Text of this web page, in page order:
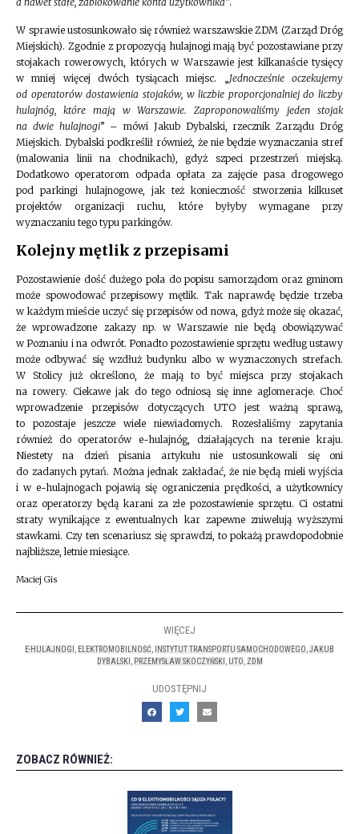
W sprawie ustosunkowało się również warszawskie ZDM (Zarząd Dróg
Miejskich). Zgodnie z propozycją hulajnogi mają być pozostawiane przy
stojakach rowerowych, których w Warszawie jest kilkanaście tysięcy
w mniej więcej dwóch tysiącach miejsc. „ Jednocześnie oczekujemy
od operatorów dostawienia stojaków, w liczbie proporcjonalniej do liczby
hulajnóg, które mają w Warszawie. Zaproponowaliśmy jeden stojak
na dwie hulajnogi” – mówi Jakub Dybalski, rzecznik Zarządu Dróg
Miejskich. Dybalski podkreślił również, że nie będzie wyznaczania stref
(malowania linii na chodnikach), gdyż szpeci przestrzeń miejską.
Dodatkowo operatorom odpada opłata za zajęcie pasa drogowego
pod parkingi hulajnogowe, jak też konieczność stworzenia kilkuset
projektów organizacji ruchu, które byłyby wymagane przy
wyznaczaniu tego typu parkingów.
Kolejny mętlik z przepisami
Pozostawienie dość dużego pola do popisu samorządom oraz gminom
może spowodować przepisowy mętlik. Tak naprawdę będzie trzeba
w każdym mieście uczyć się przepisów od nowa, gdyż może się okazać,
że wprowadzone zakazy np. w Warszawie nie będą obowiązywać
w Poznaniu i na odwrót. Ponadto pozostawienie sprzętu według ustawy
może odbywać się wzdłuż budynku albo w wyznaczonych strefach.
W Stolicy już określono, że mają to być miejsca przy stojakach
na rowery. Ciekawe jak do tego odniosą się inne aglomeracje. Choć
wprowadzenie przepisów dotyczących UTO jest ważną sprawą,
to pozostaje jeszcze wiele niewiadomych. Rozesłaliśmy zapytania
również do operatorów e-hulajnóg, działających na terenie kraju.
Niestety na dzień pisania artykułu nie ustosunkowali się oni
do zadanych pytań. Można jednak zakładać, że nie będą mieli wyjścia
i w e-hulajnogach pojawią się ograniczenia prędkości, a użytkownicy
oraz operatorzy będą karani za złe pozostawienie sprzętu. Ci ostatni
straty wynikające z ewentualnych kar zapewne zniwelują wyższymi
stawkami. Czy ten scenariusz się sprawdzi, to pokażą prawdopodobnie
najbliższe, letnie miesiące.
Maciej Gis
WIĘCEJ
E-HULAJNOGI ELEKTROMOBILNOŚĆ INSTYTUT TRANSPORTU SAMOCHODOWEGO JAKUB
DYBALSKI
PRZEMYSŁAW SKOCZYŃSKI UTO ZDM
UDOSTĘPNIJ
ZOBACZ RÓWNIEŻ: